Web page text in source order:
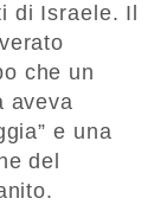
di Israele. Il
che un
aveva
e una
del